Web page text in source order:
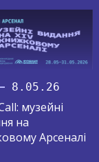
8.05.26
музейні
на
Арсеналі